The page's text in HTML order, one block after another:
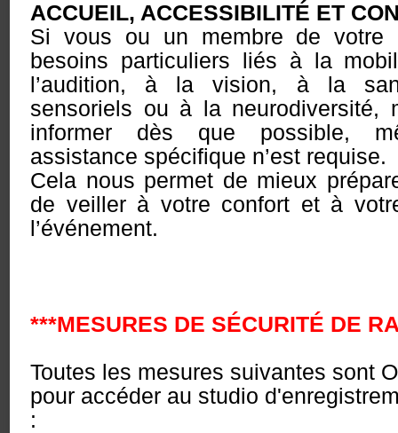
ACCUEIL, ACCESSIBILITÉ ET
Si vous ou un membre de votre
besoins particuliers liés à la
l’audition, à la vision, à la
sensoriels ou à la neurodiversité,
informer dès que possible,
assistance spécifique n’est requise.
Cela nous permet de mieux
de veiller à votre confort et à
l’événement.
***MESURES DE SÉCURITÉ DE
Toutes les mesures suivantes sont
pour accéder au studio
: